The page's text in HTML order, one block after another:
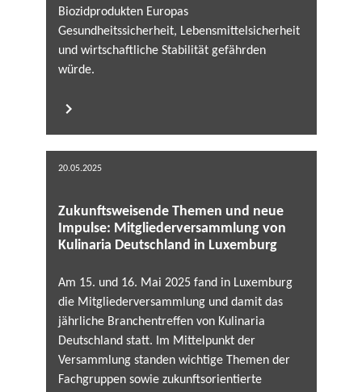
Biozidprodukten Europas
Gesundheitssicherheit, Lebensmittelsicherheit
und wirtschaftliche Stabilität gefährden
würde.
20.05.2025
Zukunftsweisende Themen und neue
Impulse: Mitgliederversammlung von
Kulinaria Deutschland in Luxemburg
Am 15. und 16. Mai 2025 fand in Luxemburg
die Mitgliederversammlung und damit das
jährliche Branchentreffen von Kulinaria
Deutschland statt. Im Mittelpunkt der
Versammlung standen wichtige Themen der
Fachgruppen sowie zukunftsorientierte